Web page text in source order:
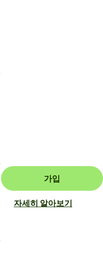
가입
자세히 알아보기